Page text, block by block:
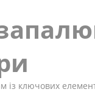
ключових